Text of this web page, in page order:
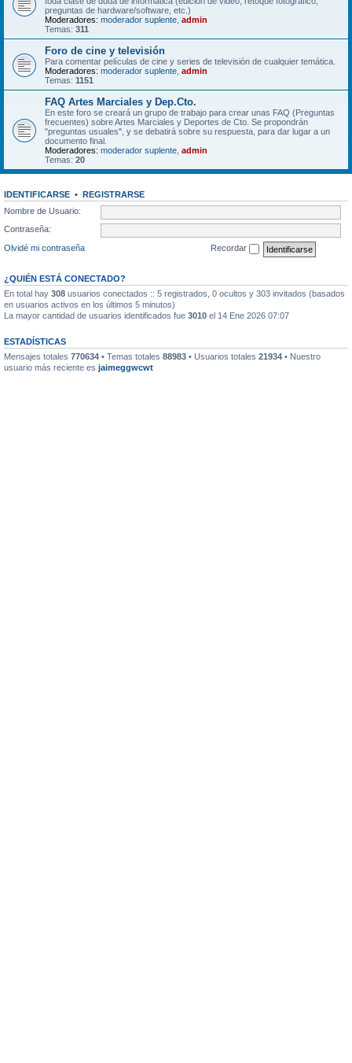
preguntas de hardware/software, etc.)
Moderadores: moderador suplente admin
Temas: 311
Foro de cine y televisión
Para comentar películas de cine y series de televisión de cualquier temática.
Moderadores: moderador suplente admin
Temas: 1151
FAQ Artes Marciales y Dep.Cto.
En este foro se creará un grupo de trabajo para crear unas FAQ (Preguntas
frecuentes) sobre Artes Marciales y Deportes de Cto. Se propondrán
"preguntas usuales", y se debatirá sobre su respuesta, para dar lugar a un
documento final.
Moderadores: moderador suplente admin
Temas: 20
IDENTIFICARSE • REGISTRARSE
Nombre de Usuario:
Contraseña:
Olvidé mi contraseña
Recordar
¿QUIÉN ESTÁ CONECTADO?
En total hay 308 usuarios conectados :: 5 registrados, 0 ocultos y 303 invitados (basados
en usuarios activos en los últimos 5 minutos)
La mayor cantidad de usuarios identificados fue 3010 el 14 Ene 2026 07:07
ESTADÍSTICAS
Mensajes totales 770634 • Temas totales 88983 • Usuarios totales 21934 • Nuestro
usuario más reciente es jaimeggwcwt